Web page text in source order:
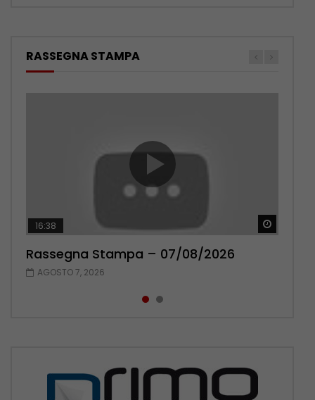
RASSEGNA STAMPA
16:38
Rassegna Stampa – 07/08/2026
AGOSTO 7, 2026
17:38
Rassegna Stampa – 06/08/2026
AGOSTO 6, 2026